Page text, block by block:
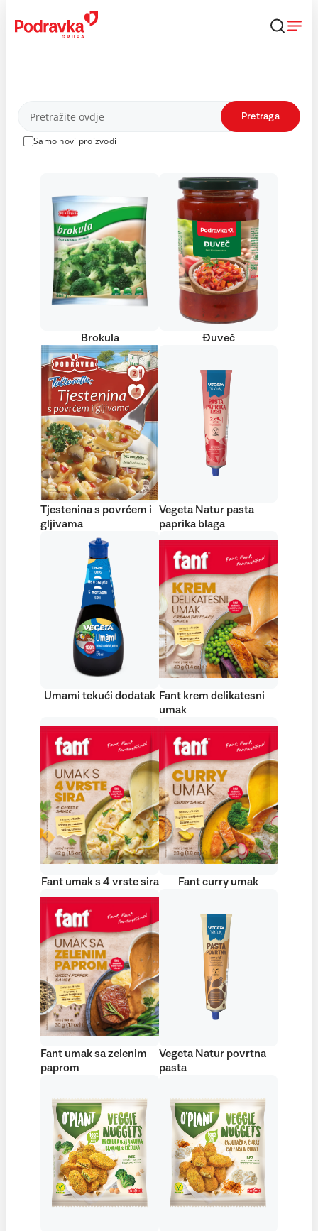
content
Proizvodi
Samo novi proizvodi
Pretraga
Brokula Đuveč
Tjestenina s povrćem i
gljivama
Vegeta Natur pasta
paprika blaga
Umami tekući dodatak Fant krem delikatesni
umak
Fant umak s 4 vrste sira Fant curry umak
Fant umak sa zelenim
paprom
Vegeta Natur povrtna
pasta